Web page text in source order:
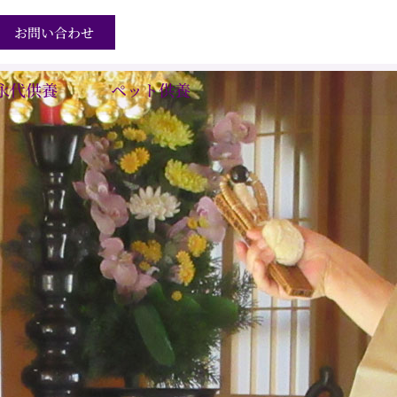
お問い合わせ
代供養 ペット供養